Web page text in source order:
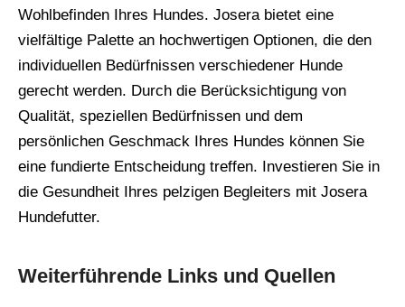
Wohlbefinden Ihres Hundes. Josera bietet eine
vielfältige Palette an hochwertigen Optionen, die den
individuellen Bedürfnissen verschiedener Hunde
gerecht werden. Durch die Berücksichtigung von
Qualität, speziellen Bedürfnissen und dem
persönlichen Geschmack Ihres Hundes können Sie
eine fundierte Entscheidung treffen. Investieren Sie in
die Gesundheit Ihres pelzigen Begleiters mit Josera
Hundefutter.
Weiterführende Links und Quellen